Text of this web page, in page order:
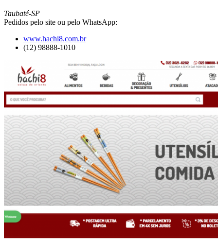
Taubaté-SP
Pedidos pelo site ou pelo WhatsApp:
www.hachi8.com.br
(12) 98888-1010